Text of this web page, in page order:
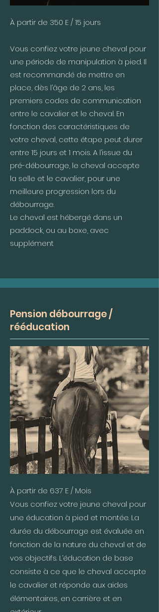
À partir de 350 E / 15 jours
Vous confiez votre jeune cheval pour
une période de manipulation à pied. Il
est recommandé de mettre en
place, dès l’âge de 2 ans, les
premiers codes de communication
entre le cavalier et le cheval. En
fonction des caractéristiques de
votre cheval, cette étape peut durer
entre 15 jours et 1 mois. A l’issue du
pré-débourrage, le cheval accepte
la selle et le cavalier, pour une
meilleure progression lors du
débourrage.
Le cheval est hébergé dans un
paddock, ou au boxe, avec
supplément
Pension débourrage /
rééducation
À partir de 637 E / Mois
Vous confiez votre jeune cheval pour
une éducation à pied et montée. La
durée du débourrage est évaluée en
fonction de la nature du cheval et de
vos objectifs. L’éducation de base
consiste à ce que le cheval accepte
le cavalier et réponde aux aides
élémentaires, en carrière et en